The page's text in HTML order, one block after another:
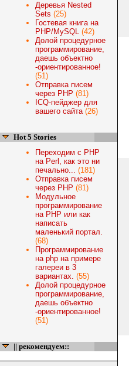
Деревья Nested
Sets (25)
Гостевая книга на
PHP/MySQL (42)
Долой процедурное
программирование,
даешь объектно
-ориентированное!
(51)
Отправка писем
через PHP (81)
ICQ-пейджер для
вашего сайта(26)
Hot 5 Stories
Переходим с PHP
на Perl, как это ни
печально... (181)
Отправка писем
через PHP (81)
Модульное
программирование
на PHP или как
написать
маленький портал.
(68)
Программирование
на php на примере
галереи в 3
вариантах. (55)
Долой процедурное
программирование,
даешь объектно
-ориентированное!
(51)
|| рекомендуем::